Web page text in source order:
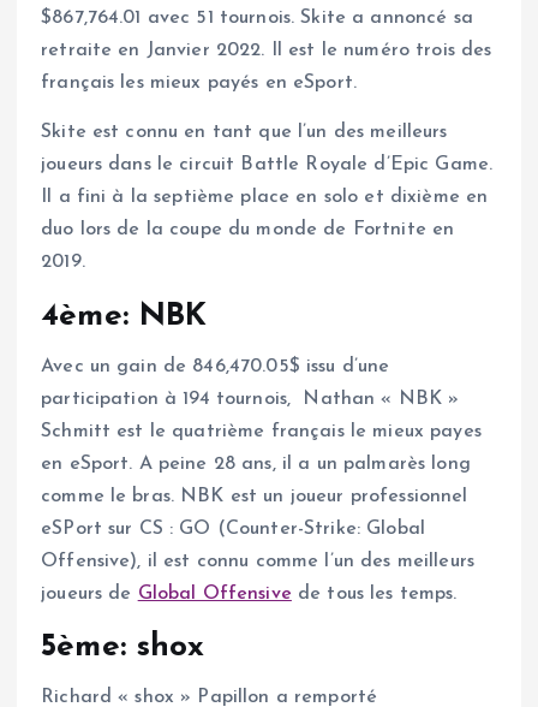
$867,764.01 avec 51 tournois. Skite a annoncé sa
retraite en Janvier 2022. Il est le numéro trois des
français les mieux payés en eSport.
Skite est connu en tant que l’un des meilleurs
joueurs dans le circuit Battle Royale d’Epic Game.
Il a fini à la septième place en solo et dixième en
duo lors de la coupe du monde de Fortnite en
2019.
4ème: NBK
Avec un gain de 846,470.05$ issu d’une
participation à 194 tournois, Nathan « NBK »
Schmitt est le quatrième français le mieux payes
en eSport. A peine 28 ans, il a un palmarès long
comme le bras. NBK est un joueur professionnel
eSPort sur CS : GO (Counter-Strike: Global
Offensive), il est connu comme l’un des meilleurs
joueurs de Global Offensive de tous les temps.
5ème: shox
Richard « shox » Papillon a remporté